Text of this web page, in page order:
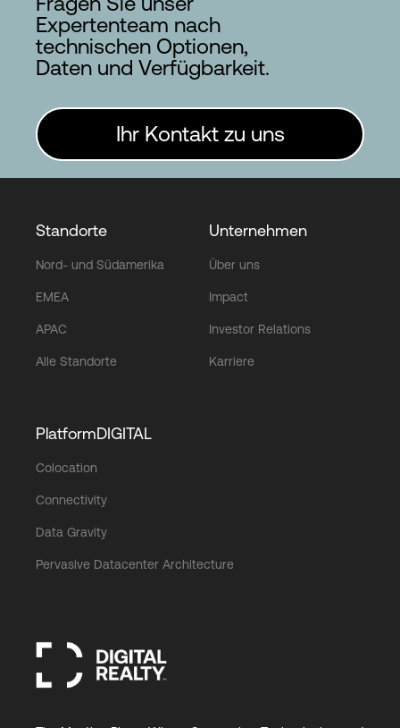
Expertenteam nach
technischen Optionen,
Daten und Verfügbarkeit.
Ihr Kontakt zu uns
Standorte
Nord- und Südamerika
EMEA
APAC
Alle Standorte
Unternehmen
Über uns
Impact
Investor Relations
Karriere
PlatformDIGITAL
Colocation
Connectivity
Data Gravity
Pervasive Datacenter Architecture